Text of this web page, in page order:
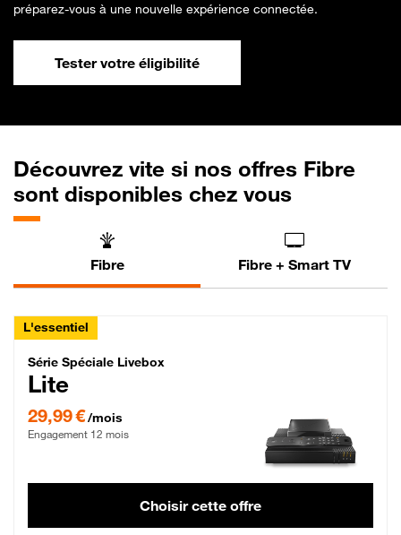
préparez-vous à une nouvelle expérience connectée.
Tester votre éligibilité
Découvrez vite si nos offres Fibre
sont disponibles chez vous
Fibre Fibre + Smart TV
L'essentiel
Série Spéciale Livebox Lite Fibre
Série Spéciale Livebox
Lite
29,99 €/mois
Engagement 12 mois
Choisir cette offre